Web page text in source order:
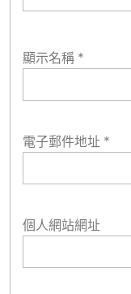
顯示名稱 *
電子郵件地址 *
個人網站網址